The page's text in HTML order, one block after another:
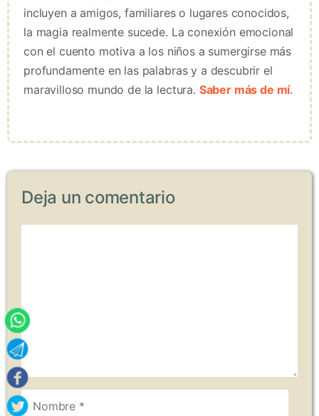
incluyen a amigos, familiares o lugares conocidos,
la magia realmente sucede. La conexión emocional
con el cuento motiva a los niños a sumergirse más
profundamente en las palabras y a descubrir el
maravilloso mundo de la lectura. Saber más de mí.
Deja un comentario
Nombre